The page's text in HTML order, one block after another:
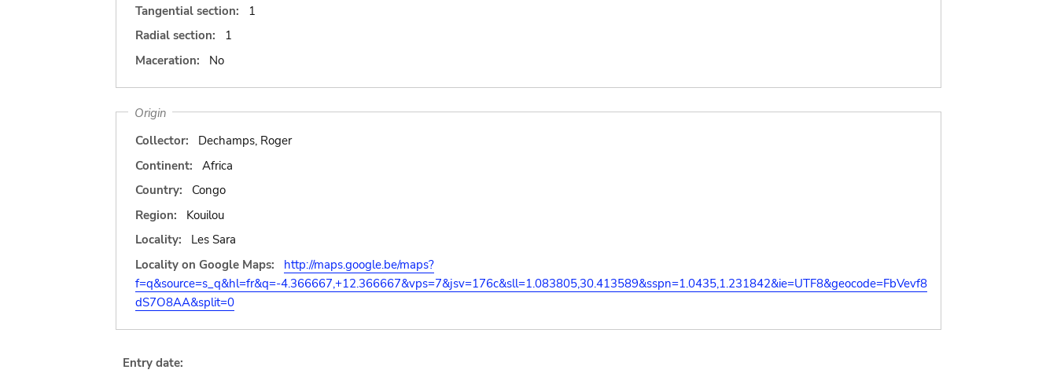
Tangential section:
1
Radial section:
1
Maceration:
No
Origin
Collector:
Dechamps, Roger
Continent:
Africa
Country:
Congo
Region:
Kouilou
Locality:
Les Sara
Locality on Google Maps:
http://maps.google.be/maps?
f=q&source=s_q&hl=fr&q=-4.366667,+12.366667&vps=7&jsv=176c&sll=1.083805,30.413589&sspn=1.0435,1.231842&ie=UTF8&geocode=FbVevf8
dS7O8AA&split=0
Entry date: